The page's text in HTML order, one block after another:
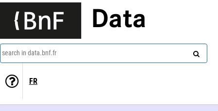
Data
search in data.bnf.fr
FR